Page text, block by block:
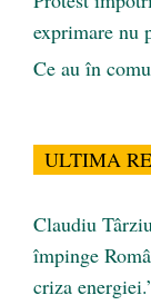
exprimare nu
Ce au în
ULTIMA
Claudiu
împinge
criza